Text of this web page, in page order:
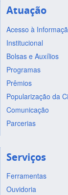
Atuação
Acesso à
Institucional
Bolsas e Auxílios
Programas
Prêmios
Popularização da
Comunicação
Parcerias
Serviços
Ferramentas
Ouvidoria